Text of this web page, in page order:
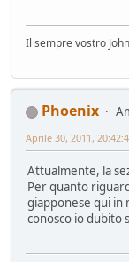
Il sempre vostro
Phoenix
Aprile 30, 2011,
Attualmente, la
Per quanto
giapponese qui in
conosco io dubito